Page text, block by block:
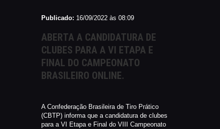
APOIO AOS CACS
ÁREA TÉCNICA
CATÁLAGOS
COMPETIÇOES
NORMAS EB
AQUI
RANKING
Publicado: 16/09/2022 às 08:09
ABERTA A CANDIDATURA DE
CLUBES PARA A VI ETAPA E
FINAL DO CAMPEONATO
BRASILEIRO ONLINE.
A Confederação Brasileira de Tiro Prático
(CBTP) informa que a candidatura de clubes
para a VI Etapa e Final do VIII Campeonato